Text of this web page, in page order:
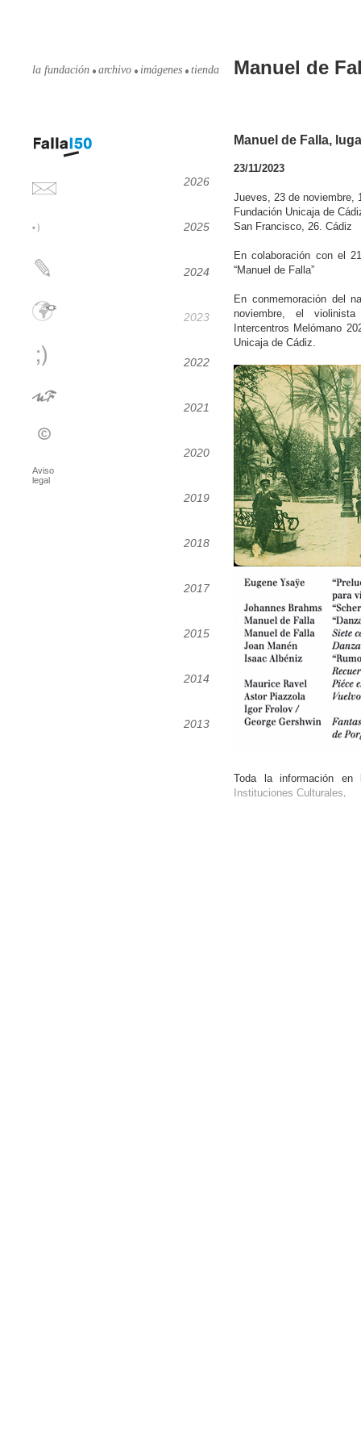
la fundación archivo imágenes tienda Manuel de
Aviso
legal
2026
2025
2024
2023
2022
2021
2020
2019
2018
2017
2015
2014
2013
Manuel de Falla,
23/11/2023
Jueves, 23 de noviembre,
Fundación Unicaja de
San Francisco, 26. Cádiz
En colaboración con el
“Manuel de Falla”
En conmemoración del
noviembre, el
Intercentros Melómano
Unicaja de Cádiz.
Toda la información
Instituciones Culturales.